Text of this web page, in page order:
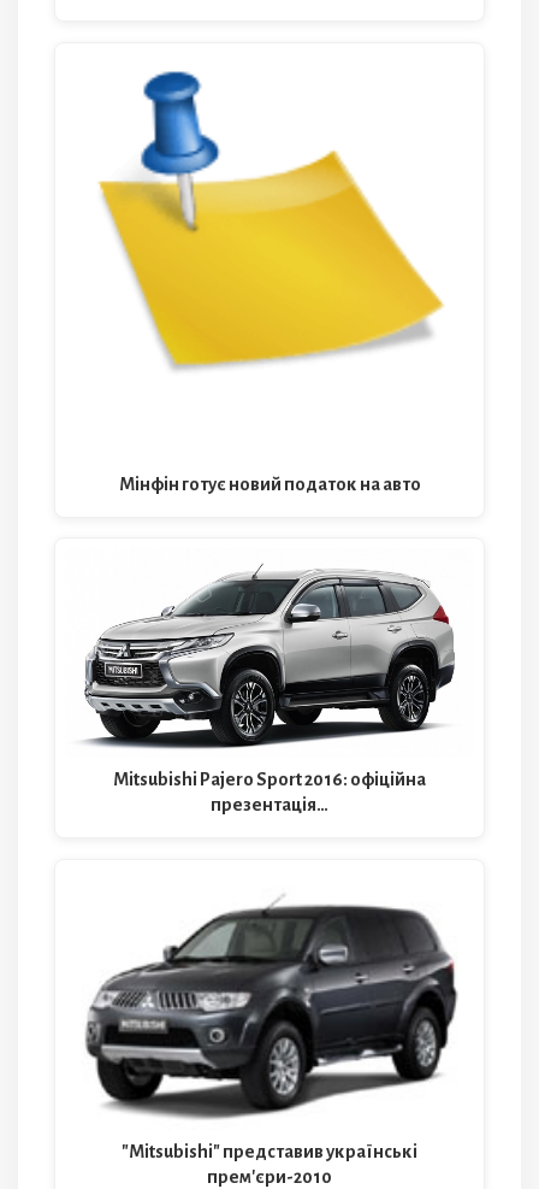
Мінфін готує новий податок на авто
Mitsubishi Pajero Sport 2016: офіційна
презентація…
"Mitsubishi" представив українські
прем'єри-2010